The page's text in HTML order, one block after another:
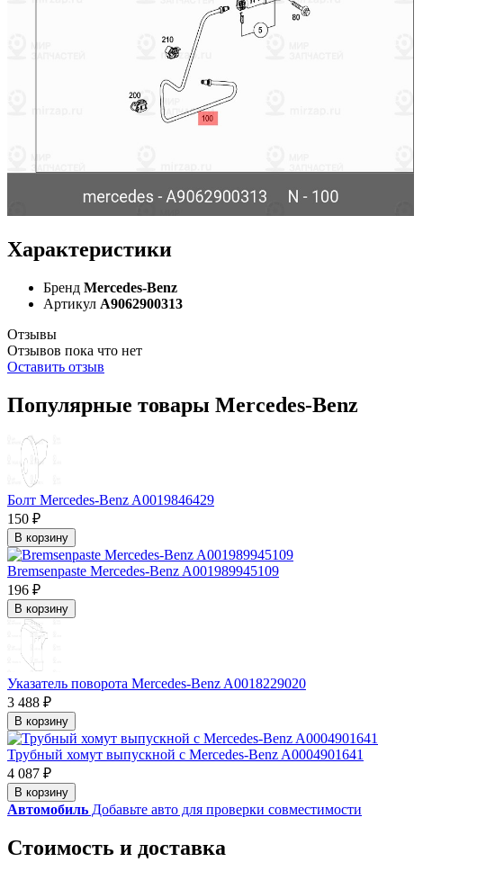
Характеристики
Бренд Mercedes-Benz
Артикул A9062900313
Отзывы
Отзывов пока что нет
Оставить отзыв
Популярные товары Mercedes-Benz
Болт Mercedes-Benz A0019846429
150 ₽
В корзину
Bremsenpaste Mercedes-Benz A001989945109
196 ₽
В корзину
Указатель поворота Mercedes-Benz A0018229020
3 488 ₽
В корзину
Трубный хомут выпускной с Mercedes-Benz A0004901641
4 087 ₽
В корзину
Автомобиль Добавьте авто для проверки совместимости
Стоимость и доставка